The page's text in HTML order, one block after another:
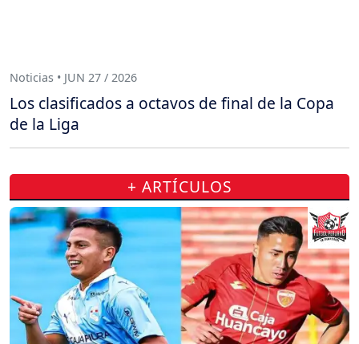
Noticias • JUN 27 / 2026
Los clasificados a octavos de final de la Copa
de la Liga
+ ARTÍCULOS